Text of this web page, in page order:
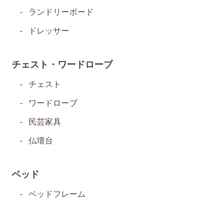
ランドリーボード
ドレッサー
チェスト・ワードローブ
チェスト
ワードローブ
民芸家具
仏壇台
ベッド
ベッドフレーム